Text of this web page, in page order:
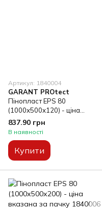
Артикул: 1840004
GARANT PROtect
Пінопласт EPS 80
(1000х500х120) - ціна
вказана за пачку
837.90 грн
В наявності
Купити